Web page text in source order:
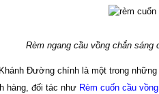
Rèm ngang cầu vồng chắn sáng
Đường chính là một trong
hàng, đối tác như Rèm cuốn cầu